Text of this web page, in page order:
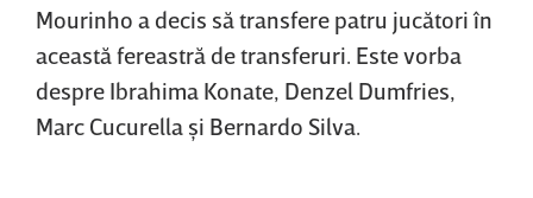
Mourinho a decis să transfere patru jucători în
această fereastră de transferuri. Este vorba
despre Ibrahima Konate, Denzel Dumfries,
Marc Cucurella şi Bernardo Silva.